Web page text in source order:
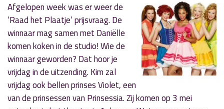
Inklappen
Afgelopen week was er weer de
‘Raad het Plaatje’ prijsvraag. De
winnaar mag samen met Daniëlle
komen koken in de studio! Wie de
winnaar geworden? Dat hoor je
vrijdag in de uitzending. Kim zal
vrijdag ook bellen prinses Violet, een
van de prinsessen van Prinsessia. Zij komen op 3 mei